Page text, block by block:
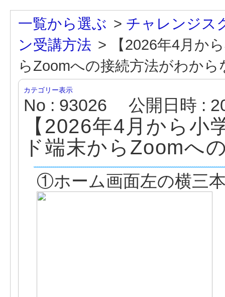
一覧から選ぶ > チャレンジス
ン受講方法 >
【2026年4月か
らZoomへの接続方法がわから
カテゴリー表示
No : 93026 公開日時 :
【2026年4月から
ド端末からZoomへ
①ホーム画面左の横三